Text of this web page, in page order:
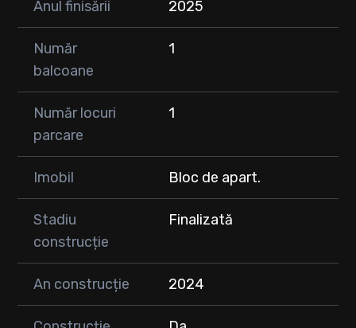
Anul finisării 2025
Număr
balcoane
1
Număr locuri
parcare
1
Imobil Bloc de apart.
Stadiu
construcție
Finalizată
An construcție 2024